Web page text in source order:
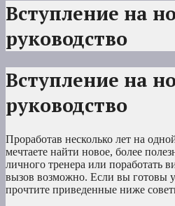
Вступление на
руководство
Вступление на
руководство
Проработав несколько лет на
мечтаете найти новое, более
личного тренера или поработать
вызов возможно. Если вы готовы
прочтите приведенные ниже